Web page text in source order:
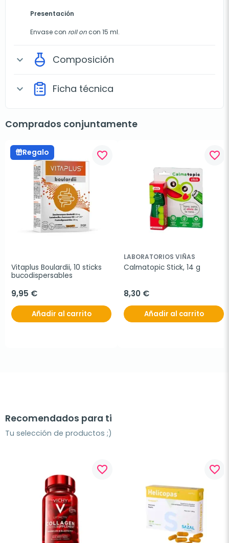
Presentación
Envase con roll on con 15 ml.
expand_more Composición
expand_more Ficha técnica
Comprados conjuntamente
Regalo favorite_border
Vitaplus Boulardii, 10 sticks
bucodispersables
9,95 €
Añadir al carrito
favorite_border
LABORATORIOS VIÑAS
Calmatopic Stick, 14 g
8,30 €
Añadir al carrito
Recomendados para ti
Tu selección de productos ;)
favorite_border favorite_border